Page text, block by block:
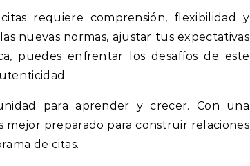
requiere comprensión, flexibilidad y
nuevas normas, ajustar tus expectativas
puedes enfrentar los desafíos de este
para aprender y crecer. Con una
preparado para construir relaciones
de citas.